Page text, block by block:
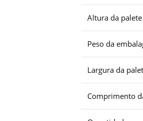
Altura da
Peso da
Largura da
Comprimento